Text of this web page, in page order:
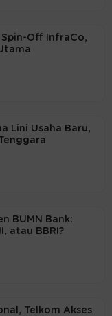
Spin-Off InfraCo,
Lini Usaha Baru,
BUMN Bank:
atau BBRI?
Telkom Akses